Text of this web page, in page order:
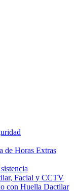
de Horas Extras
Facial y CCTV
con Huella Dactilar